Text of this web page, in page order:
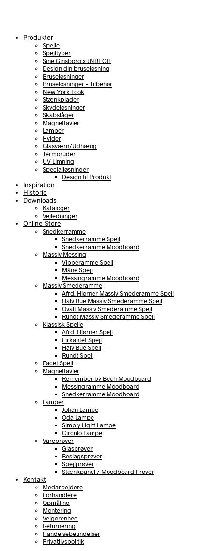
Produkter
Spejle
Spejltyper
Sine Ginsborg x JNBECH
Design din bruseløsning
Bruseløsninger
Bruseløsninger – Tilbehør
New York Look
Stænkplader
Skydeløsninger
Skabslåger
Magnettavler
Lamper
Hylder
Glasværn/Udhæng
Termoruder
UV-Limning
Specialløsninger
Design til Produkt
Inspiration
Historie
Downloads
Kataloger
Vejledninger
Online Store
Snedkerramme
Snedkerramme Spejl
Snedkerramme Moodboard
Massiv Messing
Vipperamme Spejl
Måne Spejl
Messingramme Moodboard
Massiv Smederamme
Afrd. Hjørner Massiv Smederamme Spejl
Halv Bue Massiv Smederamme Spejl
Ovalt Massiv Smederamme Spejl
Rundt Massiv Smederamme Spejl
Klassisk Spejle
Afrd. Hjørner Spejl
Firkantet Spejl
Halv Bue Spejl
Rundt Spejl
Facet Spejl
Magnettavler
Remember by Bech Moodboard
Messingramme Moodboard
Snedkerramme Moodboard
Lamper
Johan Lampe
Oda Lampe
Simply Light Lampe
Circulo Lampe
Vareprøver
Glasprøver
Beslagsprøver
Spejlprøver
Stænkpanel / Moodboard Prøver
Kontakt
Medarbejdere
Forhandlere
Opmåling
Montering
Velgørenhed
Returnering
Handelsebetingelser
Privatlivspolitik